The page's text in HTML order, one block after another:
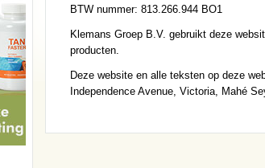
BTW nummer: 813.266.944 BO1
Klemans Groep B.V. gebruikt deze
producten.
Deze website en alle teksten op deze
Independence Avenue, Victoria, Mahé